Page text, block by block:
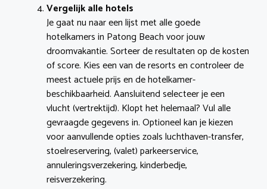
Vergelijk alle hotels
Je gaat nu naar een lijst met alle goede
hotelkamers in Patong Beach voor jouw
droomvakantie. Sorteer de resultaten op de kosten
of score. Kies een van de resorts en controleer de
meest actuele prijs en de hotelkamer-
beschikbaarheid. Aansluitend selecteer je een
vlucht (vertrektijd). Klopt het helemaal? Vul alle
gevraagde gegevens in. Optioneel kan je kiezen
voor aanvullende opties zoals luchthaven-transfer,
stoelreservering, (valet) parkeerservice,
annuleringsverzekering, kinderbedje,
reisverzekering.